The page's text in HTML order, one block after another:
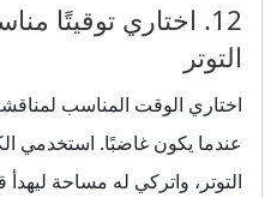
12. اختاري توقيتًا
التوتر
اختاري الوقت المناسب
عندما يكون غاضبًا. استخدمي
التوتر، واتركي له مساحة